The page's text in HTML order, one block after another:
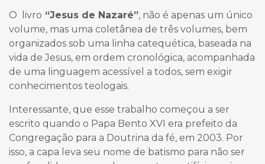
O livro “Jesus de Nazaré”, não é apenas um único
volume, mas uma coletânea de três volumes, bem
organizados sob uma linha catequética, baseada na
vida de Jesus, em ordem cronológica, acompanhada
de uma linguagem acessível a todos, sem exigir
conhecimentos teologais.
Interessante, que esse trabalho começou a ser
escrito quando o Papa Bento XVI era prefeito da
Congregação para a Doutrina da fé, em 2003. Por
isso, a capa leva seu nome de batismo para não ser